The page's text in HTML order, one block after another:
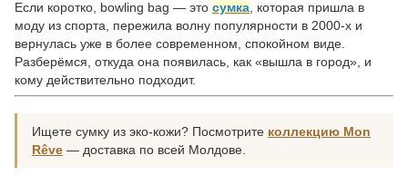
Если коротко, bowling bag — это сумка, которая пришла в
моду из спорта, пережила волну популярности в 2000-х и
вернулась уже в более современном, спокойном виде.
Разберёмся, откуда она появилась, как «вышла в город», и
кому действительно подходит.
Ищете сумку из эко-кожи? Посмотрите коллекцию Mon
Rêve — доставка по всей Молдове.